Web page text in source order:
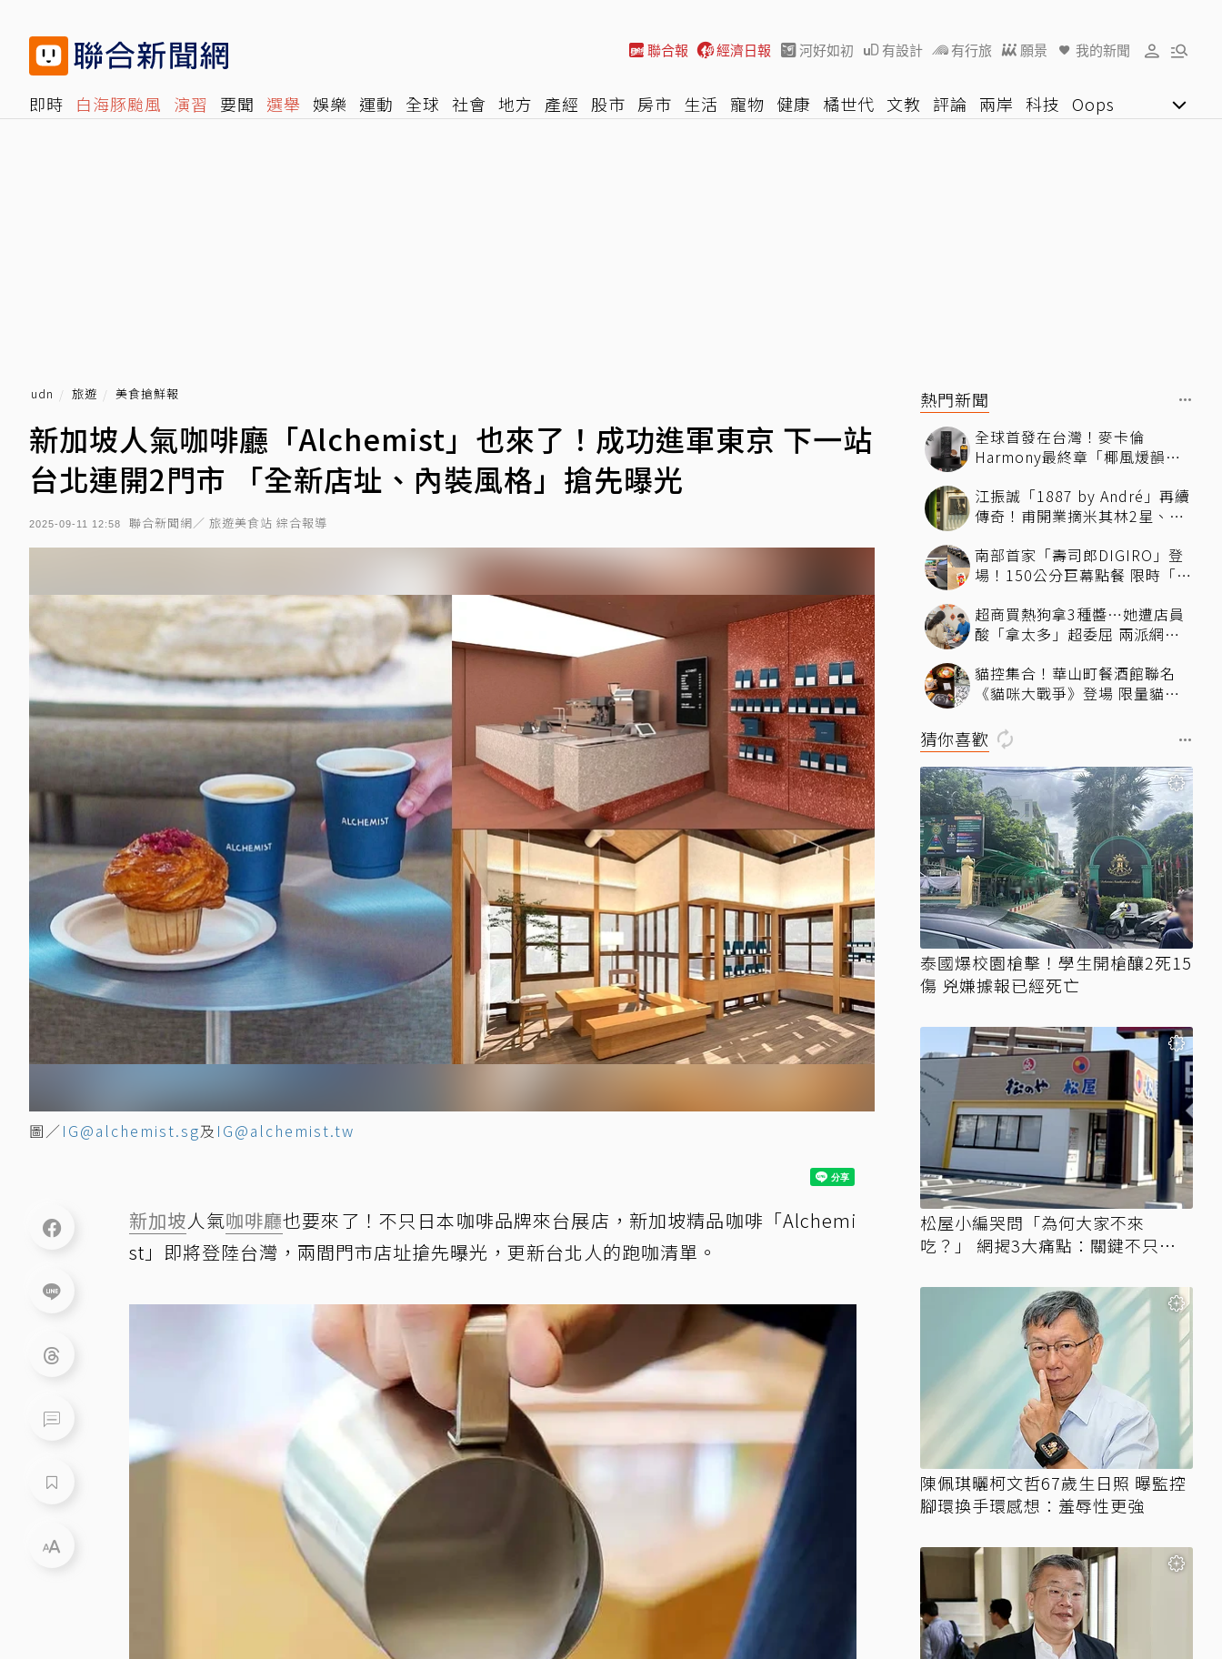
聯合報 經濟日報 河好如初 有設計 有行旅 願景 我的新聞
即時 白海豚颱風 演習 要聞 選舉 娛樂 運動 全球 社會 地方 產經 股市 房市 生活 寵物 健康 橘世代 文教 評論 兩岸 科技 Oops
udn 旅遊 美食搶鮮報
新加坡人氣咖啡廳「Alchemist」也來了！成功進軍東京 下一站
台北連開2門市 「全新店址、內裝風格」搶先曝光
2025-09-11 12:58 聯合新聞網／ 旅遊美食站 綜合報導
圖／ IG@alchemist.sg及 IG@alchemist.tw
新加坡人氣咖啡廳也要來了！不只日本咖啡品牌來台展店，新加坡精品咖啡「Alchemi
st」即將登陸台灣，兩間門市店址搶先曝光，更新台北人的跑咖清單。
熱門新聞
全球首發在台灣！麥卡倫
Harmony最終章「椰風煖韻」
江振誠「1887 by André」再續
傳奇！甫開業摘米其林2星、年
南部首家「壽司郎DIGIRO」登
場！150公分巨幕點餐 限時「生
超商買熱狗拿3種醬…她遭店員
酸「拿太多」超委屈 兩派網友
貓控集合！華山町餐酒館聯名
《貓咪大戰爭》登場 限量貓罐
猜你喜歡
泰國爆校園槍擊！學生開槍釀2死15
傷 兇嫌據報已經死亡
松屋小編哭問「為何大家不來
吃？」 網揭3大痛點：關鍵不只價
陳佩琪曬柯文哲67歲生日照 曝監控
腳環換手環感想：羞辱性更強